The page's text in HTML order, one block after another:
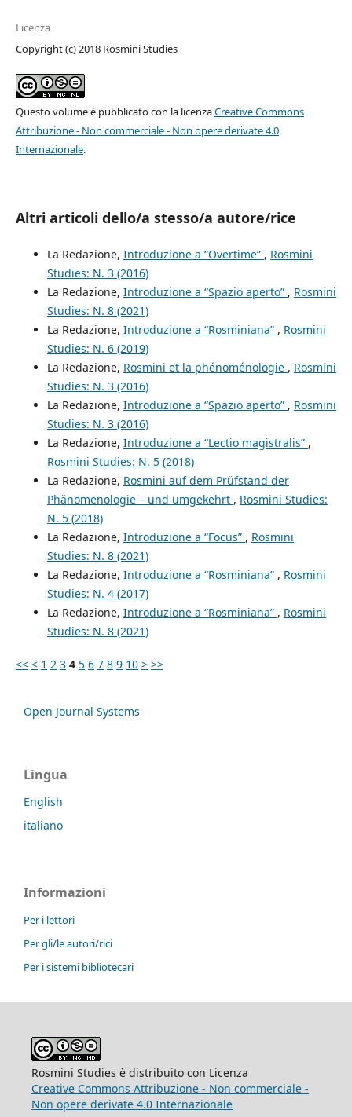
Licenza
Copyright (c) 2018 Rosmini Studies
Questo volume è pubblicato con la licenzaCreative Commons
Attribuzione - Non commerciale - Non opere derivate 4.0
Internazionale.
Altri articoli dello/a stesso/a autore/rice
La Redazione, Introduzione a “Overtime” , Rosmini
Studies: N. 3 (2016)
La Redazione, Introduzione a “Spazio aperto” , Rosmini
Studies: N. 8 (2021)
La Redazione, Introduzione a “Rosminiana” , Rosmini
Studies: N. 6 (2019)
La Redazione, Rosmini et la phénoménologie , Rosmini
Studies: N. 3 (2016)
La Redazione, Introduzione a “Spazio aperto” , Rosmini
Studies: N. 3 (2016)
La Redazione, Introduzione a “Lectio magistralis” ,
Rosmini Studies: N. 5 (2018)
La Redazione, Rosmini auf dem Prüfstand der
Phänomenologie – und umgekehrt , Rosmini Studies:
N. 5 (2018)
La Redazione, Introduzione a “Focus” , Rosmini
Studies: N. 8 (2021)
La Redazione, Introduzione a “Rosminiana” , Rosmini
Studies: N. 4 (2017)
La Redazione, Introduzione a “Rosminiana” , Rosmini
Studies: N. 8 (2021)
<< < 1 2 3 4 5 6 7 8 9 10 > >>
Open Journal Systems
Lingua
English
italiano
Informazioni
Per i lettori
Per gli/le autori/rici
Per i sistemi bibliotecari
Rosmini Studies è distribuito con Licenza
Creative Commons Attribuzione - Non commerciale -
Non opere derivate 4.0 Internazionale